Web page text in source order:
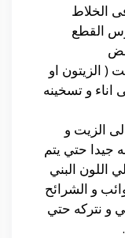
الخلاط
القطع
( الزيتون او
اناء و تسخينه
الزيت و
جيدا حتي يتم
اللون البني
و الشرائح
و نتركه حتي